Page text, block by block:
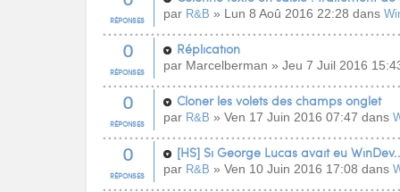
RÉPONSES par R&B » Lun 8 Aoû 2016 22:28 dans
0
RÉPONSES
Réplication
par Marcelberman » Jeu 7 Juil 2016
0
RÉPONSES
Cloner les volets des champs onglet
par R&B » Ven 17 Juin 2016 07:47 dans
0
RÉPONSES
[HS] Si George Lucas avait eu
par R&B » Ven 10 Juin 2016 17:08 dans